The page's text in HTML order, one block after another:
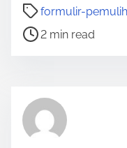
a
r
s
formulir-
P
o
e
a
2 min read